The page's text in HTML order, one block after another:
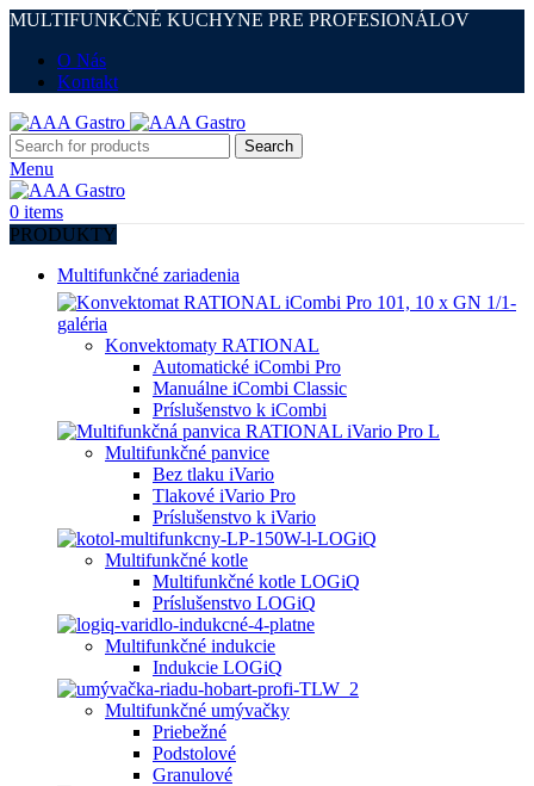
MULTIFUNKČNÉ KUCHYNE PRE PROFESIONÁLOV
O Nás
Kontakt
Search
Menu
0 items
PRODUKTY
Multifunkčné zariadenia
Konvektomaty RATIONAL
Automatické iCombi Pro
Manuálne iCombi Classic
Príslušenstvo k iCombi
Multifunkčné panvice
Bez tlaku iVario
Tlakové iVario Pro
Príslušenstvo k iVario
Multifunkčné kotle
Multifunkčné kotle LOGiQ
Príslušenstvo LOGiQ
Multifunkčné indukcie
Indukcie LOGiQ
Multifunkčné umývačky
Priebežné
Podstolové
Granulové